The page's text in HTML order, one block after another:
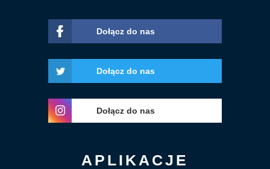
Dołącz do nas
Dołącz do nas
Dołącz do nas
APLIKACJE